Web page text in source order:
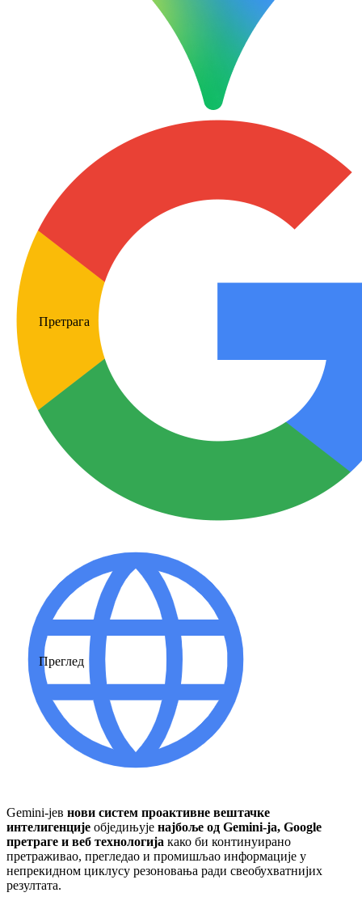
Претрага
Преглед
Gemini-јев нови систем проактивне вештачке
интелигенције обједињује најбоље од Gemini-ја, Google
претраге и веб технологија како би континуирано
претраживао, прегледао и промишљао информације у
непрекидном циклусу резоновања ради свеобухватнијих
резултата.